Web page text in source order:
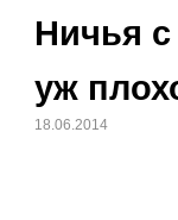
Ничья с
уж
18.06.2014